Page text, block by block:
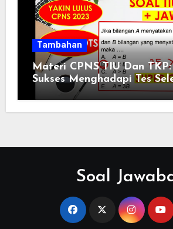
Tambahan
Materi CPNS TIU Dan
Sukses Menghadapi Tes
Soal